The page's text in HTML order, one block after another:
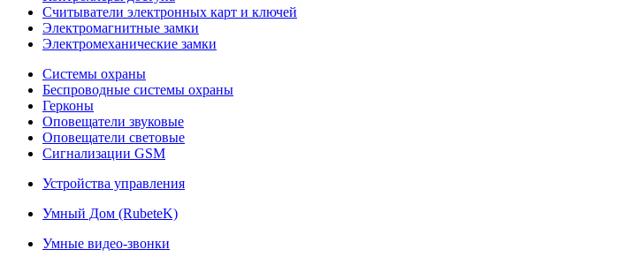
Считыватели электронных карт и ключей
Электромагнитные замки
Электромеханические замки
Системы охраны
Беспроводные системы охраны
Герконы
Оповещатели звуковые
Оповещатели световые
Сигнализации GSM
Устройства управления
Умный Дом (RubeteK)
Умные видео-звонки